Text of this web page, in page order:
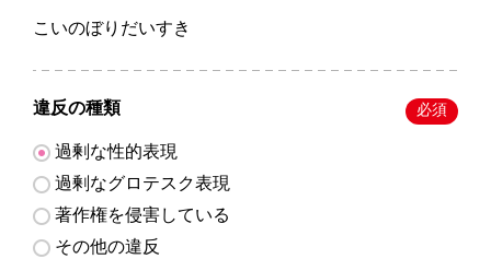
こいのぼりだいすき
違反の種類 必須
過剰な性的表現
過剰なグロテスク表現
著作権を侵害している
その他の違反